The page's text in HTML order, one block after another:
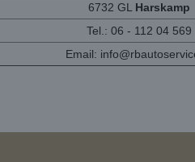
6732 GL Harskamp
Tel.: 06 - 112 04 569
Email: